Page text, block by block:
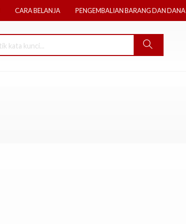
CARA BELANJA PENGEMBALIAN BARANG DAN DANA